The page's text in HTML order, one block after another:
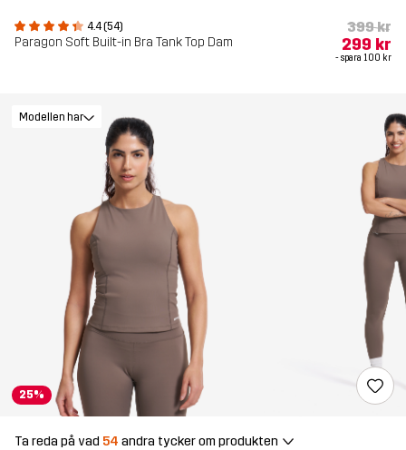
4.4 (54)
Paragon Soft Built-in Bra Tank Top Dam
399 kr
299 kr
- spara 100 kr
25%
Modellen har
Ta reda på vad 54 andra tycker om produkten